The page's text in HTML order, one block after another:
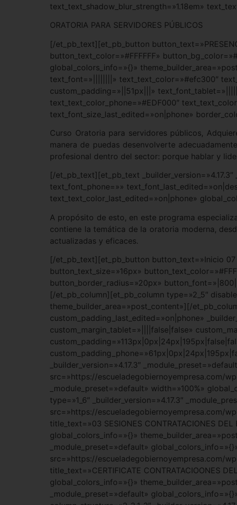
text_text_shadow_blur_strength=»1.18em»
ORATORIA PARA SERVIDORES PÚBLICOS
[/et_pb_text][et_pb_button
button_text_color=»#FFFFFF»
global_colors_info=»{}»
text_font=»||||||||» text_text_color=»#efc300″
custom_padding=»||51px|||»
text_text_color_phone=»#EDF000″
text_font_size_last_edited=»on|phone»
Curso Oratoria para servidores públicos,
manera de puedas desenvolverte
profesional dentro del sector: porque hablar y
[/et_pb_text][et_pb_text
text_font_phone=»»
text_text_color_last_edited=»on|phone»
A propósito de esto, en este programa
contiene la temática de la oratoria moderna,
actualizadas y eficaces.
[/et_pb_text][et_pb_button button_text=»Inicio 07
button_text_size=»16px»
button_border_radius=»20px»
[/et_pb_column][et_pb_column type=»2_5″
theme_builder_area=»post_content»][/
custom_padding_last_edited=»on|phone»
custom_margin_tablet=»||||false|false»
_builder_version=»4.17.3″
src=»https://escueladegobiernoyempresa.com/
_module_preset=»default» width=»100%»
type=»1_6″ _builder_version=»4.17.3″
src=»https://escueladegobiernoyempresa.com/
title_text=»03 SESIONES CONTRATACIONES
global_colors_info=»{}»
_module_preset=»default»
src=»https://escueladegobiernoyempresa.com/
title_text=»CERTIFICATE CONTRATACIOONES
global_colors_info=»{}»
_module_preset=»default»